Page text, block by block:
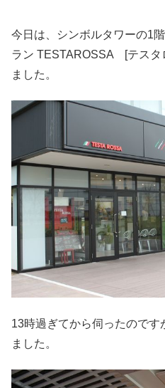
今日は、シンボルタワーの1
ラン TESTAROSSA [テスタ
ました。
13時過ぎてから伺ったので
ました。